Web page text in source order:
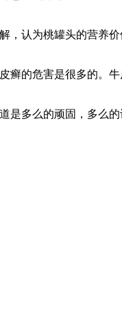
，认为桃罐头的营养
癣的危害是很多的。
是多么的顽固，多么